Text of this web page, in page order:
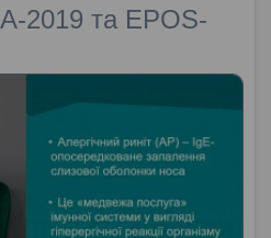
2019 та EPOS-